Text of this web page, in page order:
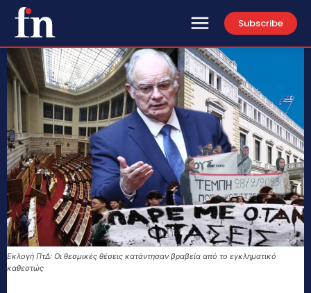
Subscribe
Εκλογή ΠτΔ: Οι θεσμικές θέσεις κατάντησαν βραβεία από το εγκληματικό
καθεστώς